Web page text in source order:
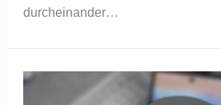
durcheinander…